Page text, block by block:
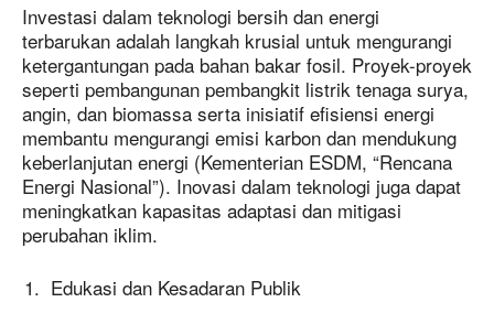
Investasi dalam teknologi bersih dan energi
terbarukan adalah langkah krusial untuk mengurangi
ketergantungan pada bahan bakar fosil. Proyek-proyek
seperti pembangunan pembangkit listrik tenaga surya,
angin, dan biomassa serta inisiatif efisiensi energi
membantu mengurangi emisi karbon dan mendukung
keberlanjutan energi (Kementerian ESDM, “Rencana
Energi Nasional”). Inovasi dalam teknologi juga dapat
meningkatkan kapasitas adaptasi dan mitigasi
perubahan iklim.
Edukasi dan Kesadaran Publik